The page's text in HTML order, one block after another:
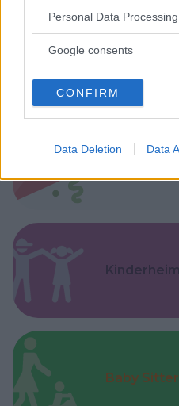
Please note that this website/
not limited to your visit or
use your data for below
consent section.
Personal Data
Google consents
CONFIRM
Data Deletion Data
Asili Nido
Kinderheim
Baby Sitter